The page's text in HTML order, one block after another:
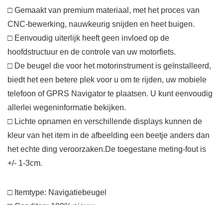
□ Gemaakt van premium materiaal, met het proces van
CNC-bewerking, nauwkeurig snijden en heet buigen.
□ Eenvoudig uiterlijk heeft geen invloed op de
hoofdstructuur en de controle van uw motorfiets.
□ De beugel die voor het motorinstrument is geïnstalleerd,
biedt het een betere plek voor u om te rijden, uw mobiele
telefoon of GPRS Navigator te plaatsen. U kunt eenvoudig
allerlei wegeninformatie bekijken.
□ Lichte opnamen en verschillende displays kunnen de
kleur van het item in de afbeelding een beetje anders dan
het echte ding veroorzaken.De toegestane meting-fout is
+/- 1-3cm.
□ Itemtype: Navigatiebeugel